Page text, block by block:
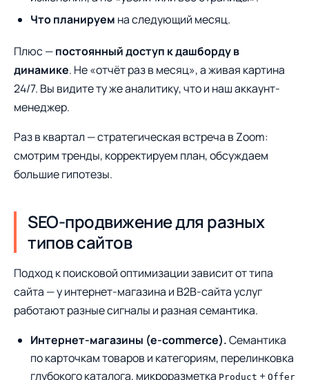
Что планируем на следующий месяц.
Плюс —постоянный доступ к дашборду в
динамике. Не «отчёт раз в месяц», а живая картина
24/7. Вы видите ту же аналитику, что и наш аккаунт-
менеджер.
Раз в квартал — стратегическая встреча в Zoom:
смотрим тренды, корректируем план, обсуждаем
большие гипотезы.
SEO-продвижение для разных
типов сайтов
Подход к поисковой оптимизации зависит от типа
сайта — у интернет-магазина и B2B-сайта услуг
работают разные сигналы и разная семантика.
Интернет-магазины (e-commerce).Семантика
по карточкам товаров и категориям, перелинковка
глубокого каталога, микроразметка Product + Offer